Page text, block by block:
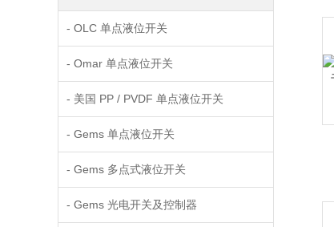
- OLC 单点液位开关
- Omar 单点液位开关
- 美国 PP / PVDF 单点液位开关
- Gems 单点液位开关
- Gems 多点式液位开关
- Gems 光电开关及控制器